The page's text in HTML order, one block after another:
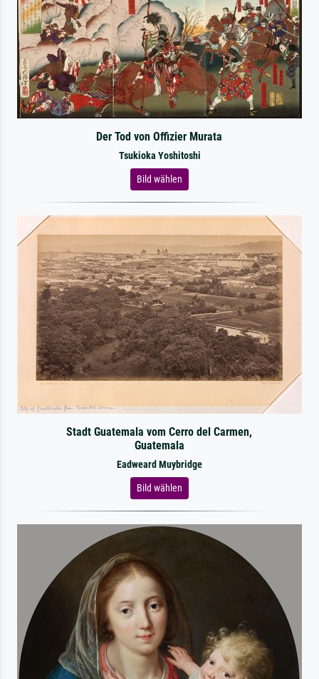
Der Tod von Offizier Murata
Tsukioka Yoshitoshi
Bild wählen
Stadt Guatemala vom Cerro del Carmen,
Guatemala
Eadweard Muybridge
Bild wählen